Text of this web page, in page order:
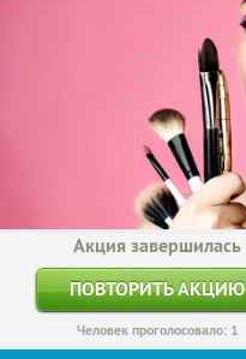
Акция завершилась
ПОВТОРИТЬ АКЦИЮ
Человек проголосовало: 1